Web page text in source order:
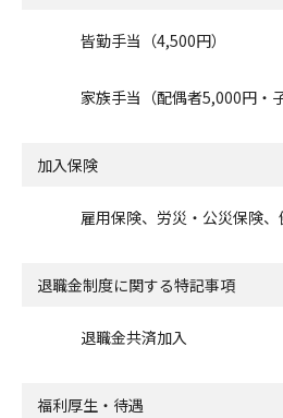
皆勤手当（4,500円）
家族手当（配偶者5,000円・
加入保険
雇用保険、労災・公災保険
退職金制度に関する特記事項
退職金共済加入
福利厚生・待遇